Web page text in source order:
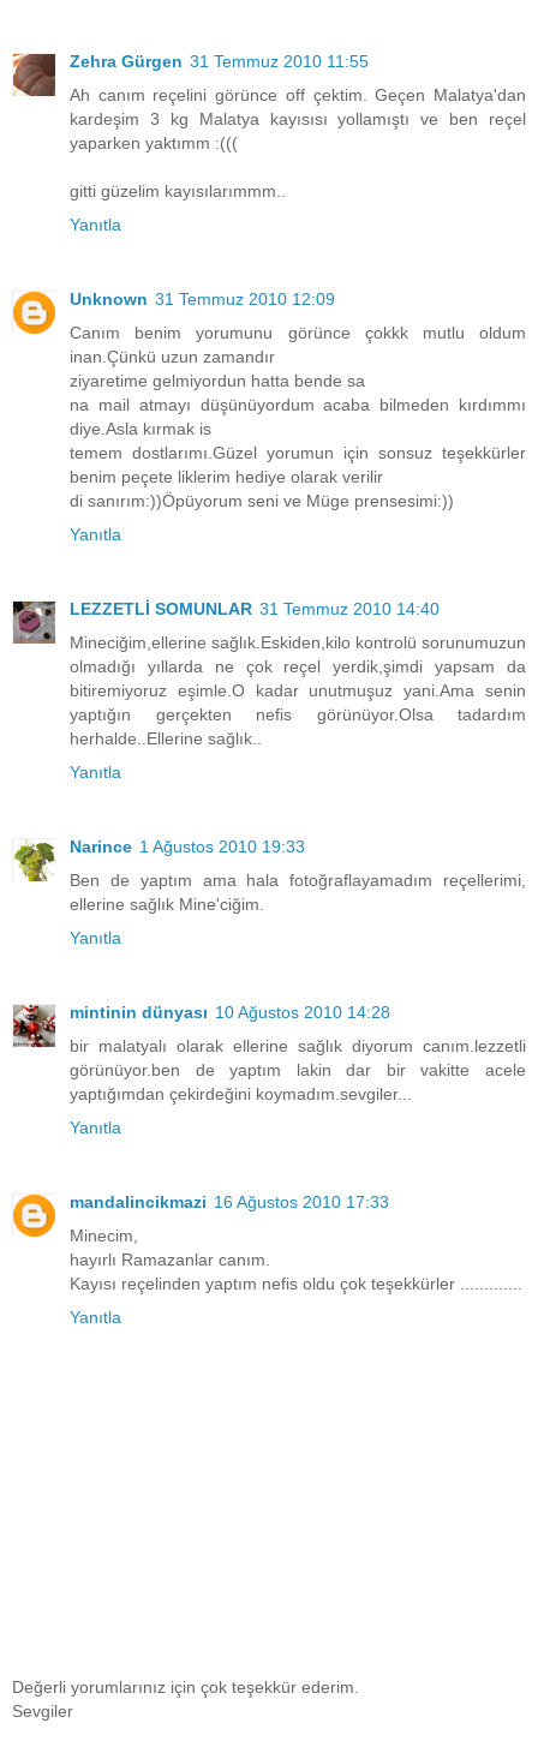
Zehra Gürgen 31 Temmuz 2010 11:55
Ah canım reçelini görünce off çektim. Geçen Malatya'dan
kardeşim 3 kg Malatya kayısısı yollamıştı ve ben reçel
yaparken yaktımm :(((
gitti güzelim kayısılarımmm..
Yanıtla
Unknown 31 Temmuz 2010 12:09
Canım benim yorumunu görünce çokkk mutlu oldum
inan.Çünkü uzun zamandır
ziyaretime gelmiyordun hatta bende sa
na mail atmayı düşünüyordum acaba bilmeden kırdımmı
diye.Asla kırmak is
temem dostlarımı.Güzel yorumun için sonsuz teşekkürler
benim peçete liklerim hediye olarak verilir
di sanırım:))Öpüyorum seni ve Müge prensesimi:))
Yanıtla
LEZZETLİ SOMUNLAR 31 Temmuz 2010 14:40
Mineciğim,ellerine sağlık.Eskiden,kilo kontrolü sorunumuzun
olmadığı yıllarda ne çok reçel yerdik,şimdi yapsam da
bitiremiyoruz eşimle.O kadar unutmuşuz yani.Ama senin
yaptığın gerçekten nefis görünüyor.Olsa tadardım
herhalde..Ellerine sağlık..
Yanıtla
Narince 1 Ağustos 2010 19:33
Ben de yaptım ama hala fotoğraflayamadım reçellerimi,
ellerine sağlık Mine'ciğim.
Yanıtla
mintinin dünyası 10 Ağustos 2010 14:28
bir malatyalı olarak ellerine sağlık diyorum canım.lezzetli
görünüyor.ben de yaptım lakin dar bir vakitte acele
yaptığımdan çekirdeğini koymadım.sevgiler...
Yanıtla
mandalincikmazi 16 Ağustos 2010 17:33
Minecim,
hayırlı Ramazanlar canım.
Kayısı reçelinden yaptım nefis oldu çok teşekkürler .............
Yanıtla
Değerli yorumlarınız için çok teşekkür ederim.
Sevgiler